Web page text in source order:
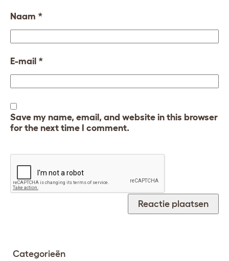
Naam *
E-mail *
Save my name, email, and website in this browser
for the next time I comment.
Categorieën